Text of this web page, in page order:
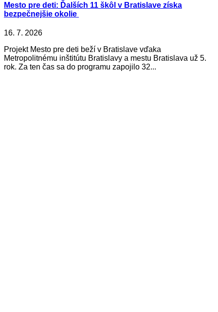
Mesto pre deti: Ďalších 11 škôl v Bratislave získa
bezpečnejšie okolie
16. 7. 2026
Projekt Mesto pre deti beží v Bratislave vďaka
Metropolitnému inštitútu Bratislavy a mestu Bratislava už 5.
rok. Za ten čas sa do programu zapojilo 32...